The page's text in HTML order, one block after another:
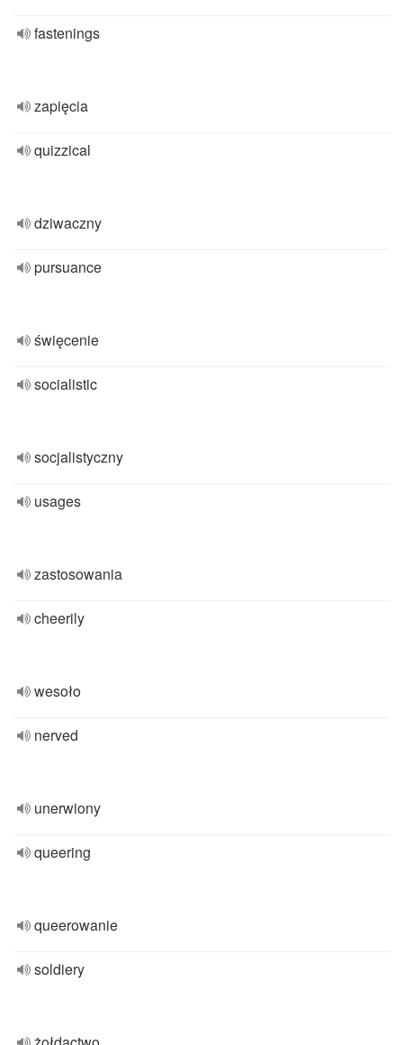
fastenings
zapięcia
quizzical
dziwaczny
pursuance
święcenie
socialistic
socjalistyczny
usages
zastosowania
cheerily
wesoło
nerved
unerwiony
queering
queerowanie
soldiery